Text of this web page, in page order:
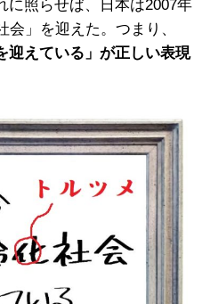
に照らせば、日本は2007年
」を迎えた。つまり、
迎えている」が正しい表現